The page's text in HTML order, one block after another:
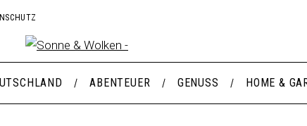
ABENTEUER GENUSS HOME &